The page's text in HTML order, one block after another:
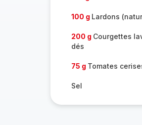
100 g Lardons
200 g Courgettes
dés
75 g Tomates
Sel